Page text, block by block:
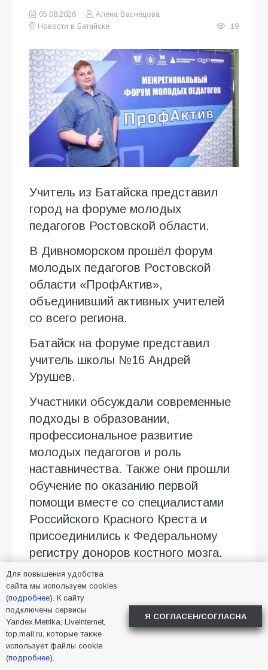
05.08.2026
Алена Васнецова
Новости в Батайске
19
Учитель из Батайска представил
город на форуме молодых
педагогов Ростовской области.
В Дивноморском прошёл форум
молодых педагогов Ростовской
области «ПрофАктив»,
объединивший активных учителей
со всего региона.
Батайск на форуме представил
учитель школы №16 Андрей
Урушев.
Участники обсуждали современные
подходы в образовании,
профессиональное развитие
молодых педагогов и роль
наставничества. Также они прошли
обучение по оказанию первой
помощи вместе со специалистами
Российского Красного Креста и
присоединились к Федеральному
регистру доноров костного мозга.
Кроме того, педагоги обменялись
опытом с финалистами конкурса
«Учитель года России», работали
над собственными проектами и
знакомились с новыми
возможностями профессионального
Для повышения удобства
сайта мы используем cookies
(подробнее). К сайту
подключены сервисы
Yandex.Metrika, LiveInternet,
top.mail.ru, которые также
использует файлы cookie
(подробнее).
Я СОГЛАСЕН/СОГЛАСНА